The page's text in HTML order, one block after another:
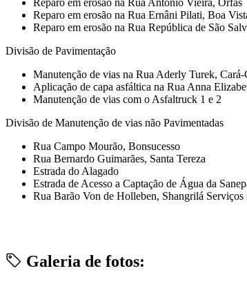
Reparo em erosão na Rua Antônio Vieira, Órfãs
Reparo em erosão na Rua Ernâni Pilati, Boa
Reparo em erosão na Rua República de São
Divisão de Pavimentação
Manutenção de vias na Rua Aderly Turek, Cará-
Aplicação de capa asfáltica na Rua Anna
Manutenção de vias com o Asfaltruck 1 e 2
Divisão de Manutenção de vias não Pavimentadas
Rua Campo Mourão, Bonsucesso
Rua Bernardo Guimarães, Santa Tereza
Estrada do Alagado
Estrada de Acesso a Captação de Água da
Rua Barão Von de Holleben, Shangrilá Serviços
Galeria de fotos: